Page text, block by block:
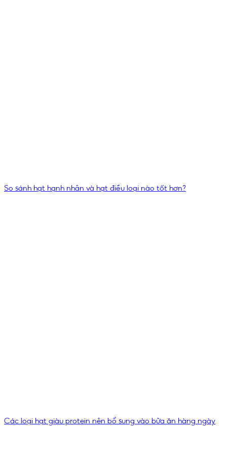
So sánh hạt hạnh nhân và hạt điều loại nào tốt hơn?
Các loại hạt giàu protein nên bổ sung vào bữa ăn hàng ngày